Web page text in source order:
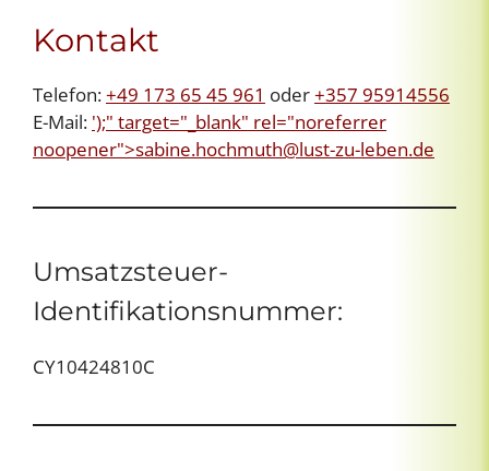
Kontakt
Telefon:+49 173 65 45 961 oder+357 95914556
E-Mail: ');" target="_blank" rel="noreferrer
noopener">sabine.hochmuth@lust-zu-leben.de
Umsatzsteuer-
Identifikationsnummer:
CY10424810C